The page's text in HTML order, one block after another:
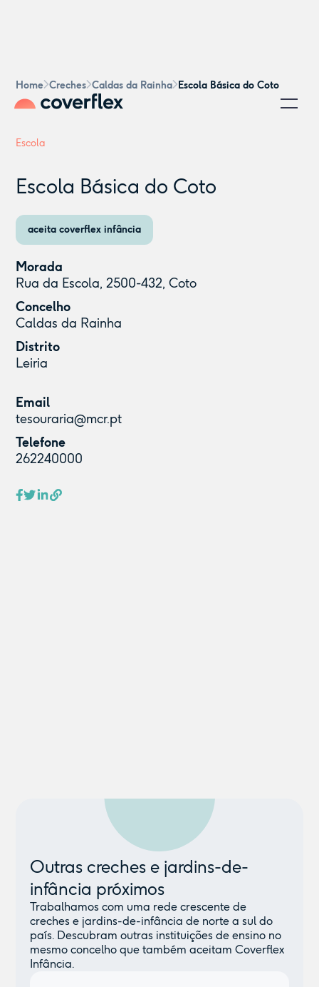
Home Creches Caldas da Rainha Escola Básica do Coto
Escola
Escola Básica do Coto
aceita coverflex infância
Morada
Rua da Escola, 2500-432, Coto
Concelho
Caldas da Rainha
Distrito
Leiria
Email
tesouraria@mcr.pt
Telefone
262240000
Outras creches e jardins-de-
infância próximos
Trabalhamos com uma rede crescente de
creches e jardins-de-infância de norte a sul do
país. Descubram outras instituições de ensino no
mesmo concelho que também aceitam Coverflex
Infância.